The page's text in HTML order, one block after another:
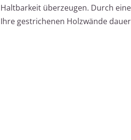
Haltbarkeit überzeugen. Durch
Ihre gestrichenen Holzwände